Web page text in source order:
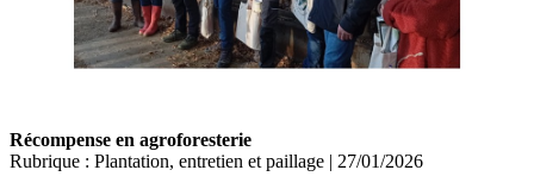
Récompense en agroforesterie
Rubrique : Plantation, entretien et paillage | 27/01/2026